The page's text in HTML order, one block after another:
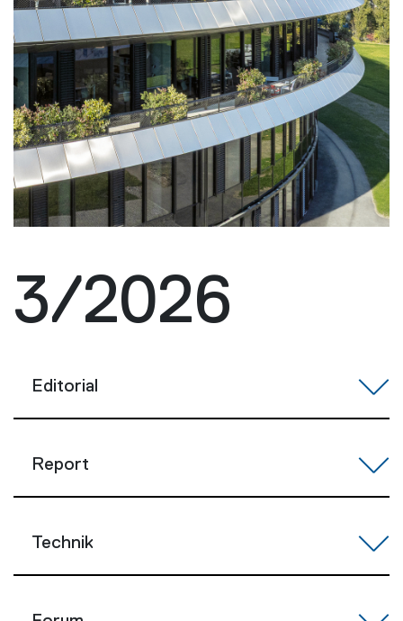
3/2026
Editorial
Report
Technik